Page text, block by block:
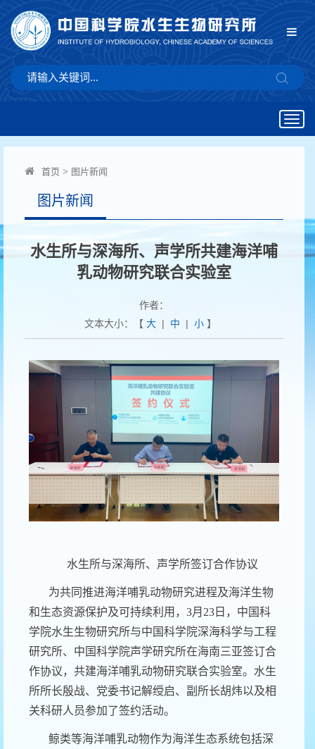
首页 > 图片新闻
图片新闻
水生所与深海所、声学所共建海洋哺
乳动物研究联合实验室
作者：
文本大小：【 大| 中 | 小】
水生所与深海所、声学所签订合作协议
为共同推进海洋哺乳动物研究进程及海洋生物
和生态资源保护及可持续利用， 3月 23 日，中国科
学院水生生物研究所与中国科学院深海科学与工程
研究所、中国科学院声学研究所在海南三亚签订合
作协议，共建海洋哺乳动物研究联合实验室。水生
所所长殷战、党委书记解绶启、副所长胡炜以及相
关科研人员参加了签约活动。
鲸类等海洋哺乳动物作为海洋生态系统包括深